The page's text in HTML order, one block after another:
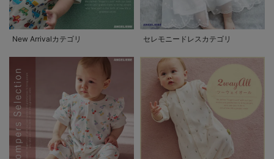
New Arrivalカテゴリ セレモニードレスカテゴリ